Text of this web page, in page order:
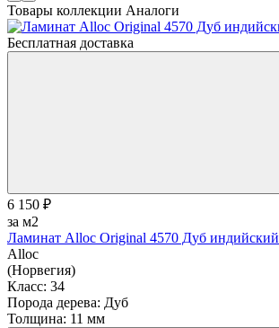
Товары коллекции Аналоги
Бесплатная доставка
6 150 ₽
за м2
Ламинат Alloc Original 4570 Дуб индийский
Alloc
(Норвегия)
Класс: 34
Порода дерева: Дуб
Толщина: 11 мм